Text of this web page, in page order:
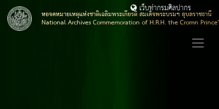
หอจดหมายเหตุแห่งชาติเฉลิมพระเกียรติ สมเด็จพระบรมฯ อุบลราชธานี
National Archives Commemoration of H.R.H. the Cromn
เว็บท่ากรมศิลปากร